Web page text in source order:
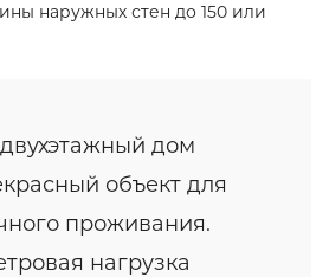
наружных стен до 150 или
дом
объект для
проживания.
нагрузка